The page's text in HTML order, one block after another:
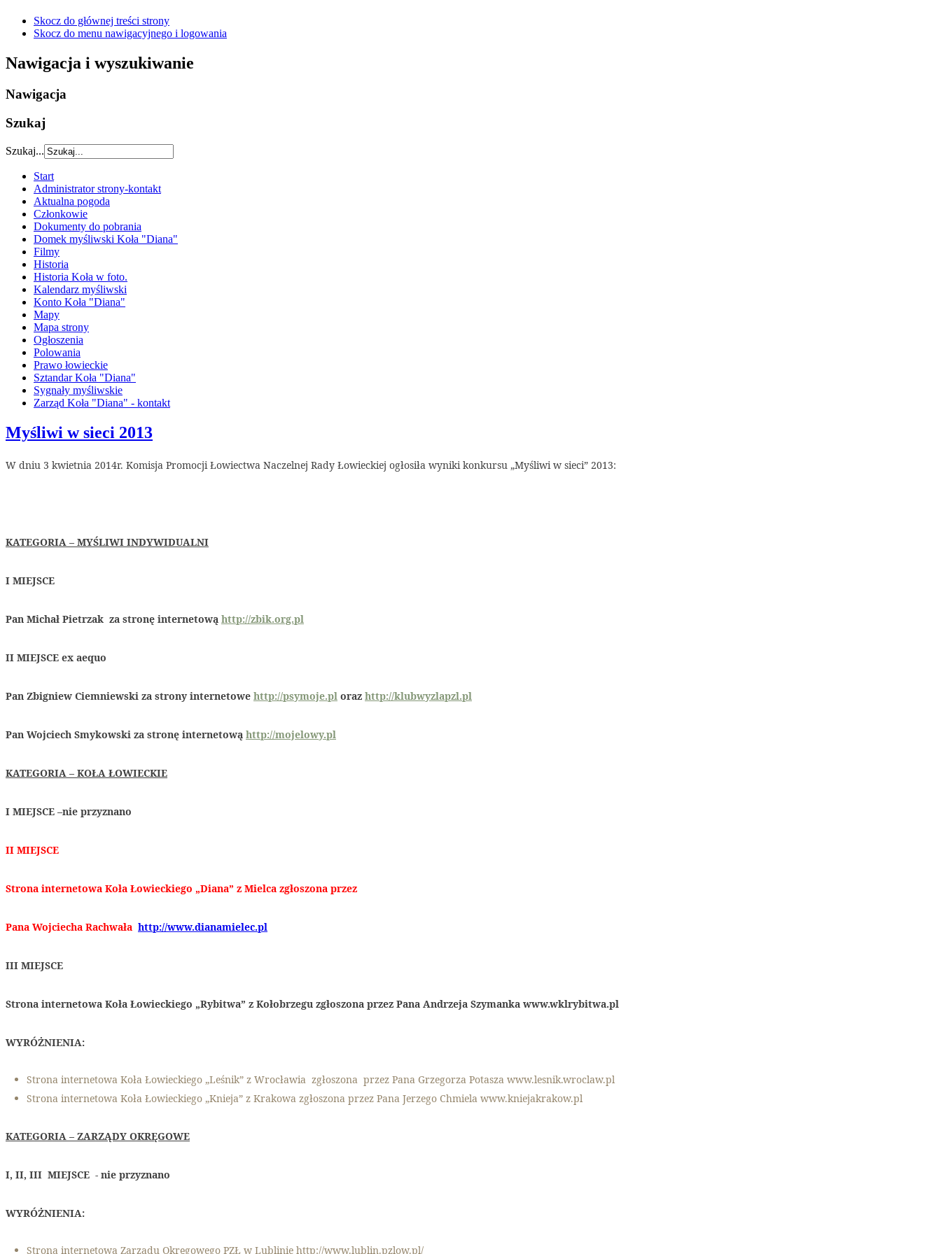
Skocz do głównej treści strony
Skocz do menu nawigacyjnego i logowania
Nawigacja i wyszukiwanie
Nawigacja
Szukaj
Szukaj...
Start
Administrator strony-kontakt
Aktualna pogoda
Członkowie
Dokumenty do pobrania
Domek myśliwski Koła "Diana"
Filmy
Historia
Historia Koła w foto.
Kalendarz myśliwski
Konto Koła "Diana"
Mapy
Mapa strony
Ogłoszenia
Polowania
Prawo łowieckie
Sztandar Koła "Diana"
Sygnały myśliwskie
Zarząd Koła "Diana" - kontakt
Myśliwi w sieci 2013
W dniu 3 kwietnia 2014r. Komisja Promocji Łowiectwa Naczelnej Rady Łowieckiej ogłosiła wyniki konkursu „Myśliwi w sieci” 2013:
KATEGORIA – MYŚLIWI INDYWIDUALNI
I MIEJSCE
Pan Michał Pietrzak za stronę internetową http://zbik.org.pl
II MIEJSCE ex aequo
Pan Zbigniew Ciemniewski za strony internetowe http://psymoje.pl oraz http://klubwyzlapzl.pl
Pan Wojciech Smykowski za stronę internetową http://mojelowy.pl
KATEGORIA – KOŁA ŁOWIECKIE
I MIEJSCE –nie przyznano
II MIEJSCE
Strona internetowa Koła Łowieckiego „Diana” z Mielca zgłoszona przez
Pana Wojciecha Rachwała http://www.dianamielec.pl
III MIEJSCE
Strona internetowa Koła Łowieckiego „Rybitwa” z Kołobrzegu zgłoszona przez Pana Andrzeja Szymanka www.wklrybitwa.pl
WYRÓŻNIENIA:
Strona internetowa Koła Łowieckiego „Leśnik” z Wrocławia zgłoszona przez Pana Grzegorza Potasza www.lesnik.wroclaw.pl
Strona internetowa Koła Łowieckiego „Knieja” z Krakowa zgłoszona przez Pana Jerzego Chmiela www.kniejakrakow.pl
KATEGORIA – ZARZĄDY OKRĘGOWE
I, II, III MIEJSCE - nie przyznano
WYRÓŻNIENIA:
Strona internetowa Zarządu Okręgowego PZŁ w Lublinie http://www.lublin.pzlow.pl/